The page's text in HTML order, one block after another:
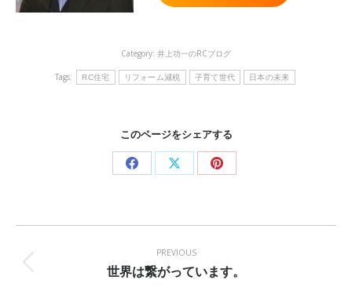
Category: 井上功一のRCブログ
Tags: RC住宅 リフォーム減税 子育て世代 日本の未来
このページをシェアする
Share Share Share
navigation
PREVIOUS
Previous
世界は繋がっています。